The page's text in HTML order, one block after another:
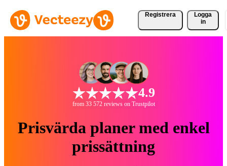
Registrera
Logga
in
4.9
from 33 572 reviews on Trustpilot
Prisvärda planer med enkel
prissättning